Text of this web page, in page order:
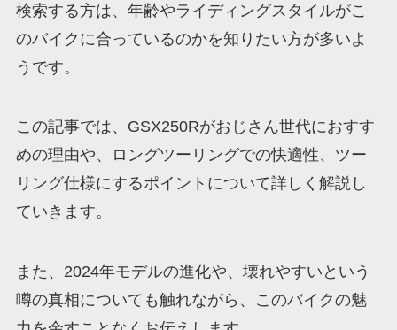
検索する方は、年齢やライディングスタイルがこ
のバイクに合っているのかを知りたい方が多いよ
うです。
この記事では、GSX250Rがおじさん世代におすす
めの理由や、ロングツーリングでの快適性、ツー
リング仕様にするポイントについて詳しく解説し
ていきます。
また、2024年モデルの進化や、壊れやすいという
噂の真相についても触れながら、このバイクの魅